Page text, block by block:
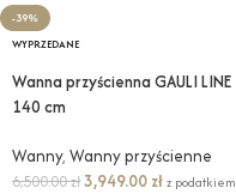
-39%
WYPRZEDANE
Wanna przyścienna GAULI LINE
140 cm
Wanny, Wanny przyścienne
6,500.00zł3,949.00 złz podatkiem